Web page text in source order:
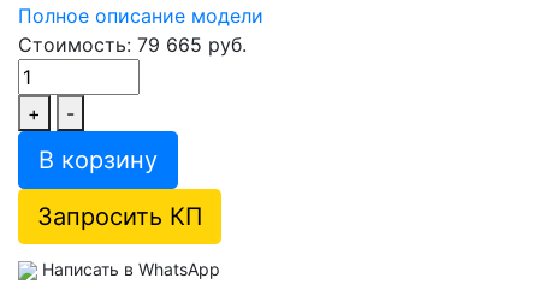
Полное описание модели
Стоимость: 79 665 руб.
+ -
В корзину
Запросить КП
Написать в WhatsApp